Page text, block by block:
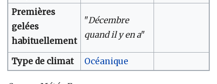
Premières
gelées
habituellement
"Décembre
quand il y en a"
Type de climat Océanique